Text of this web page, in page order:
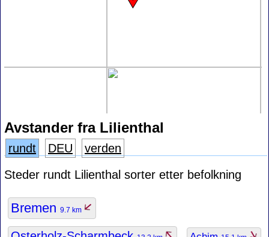
Avstander fra Lilienthal
rundt DEU
verden
Steder rundt Lilienthal sorter etter befolkning
Bremen 9.7 km